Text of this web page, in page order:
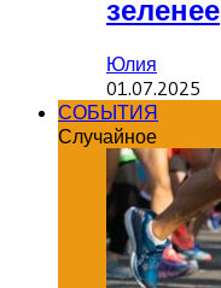
зеленее
Юлия
01.07.2025
СОБЫТИЯ
Случайное